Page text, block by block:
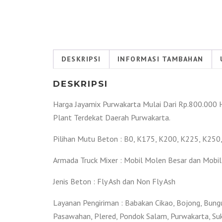
DESKRIPSI INFORMASI TAMBAHAN
DESKRIPSI
Harga Jayamix Purwakarta Mulai Dari
Plant Terdekat Daerah Purwakarta.
Pilihan Mutu Beton : B0, K175, K200, K225,
Armada Truck Mixer : Mobil Molen Besar dan
Jenis Beton : Fly Ash dan Non Fly Ash
Layanan Pengiriman : Babakan Cikao, Bojong,
Pasawahan, Plered, Pondok Salam, Purwakarta,